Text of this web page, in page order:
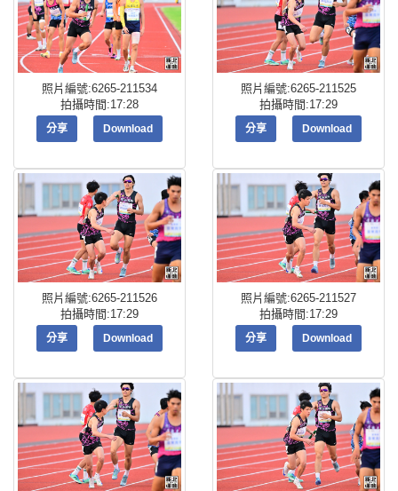
照片編號:6265-211534
拍攝時間:17:28
分享 Download
照片編號:6265-211525
拍攝時間:17:29
分享 Download
照片編號:6265-211526
拍攝時間:17:29
分享 Download
照片編號:6265-211527
拍攝時間:17:29
分享 Download